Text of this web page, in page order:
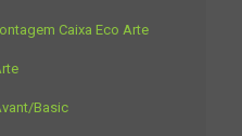
Caixa Eco Arte
Basic